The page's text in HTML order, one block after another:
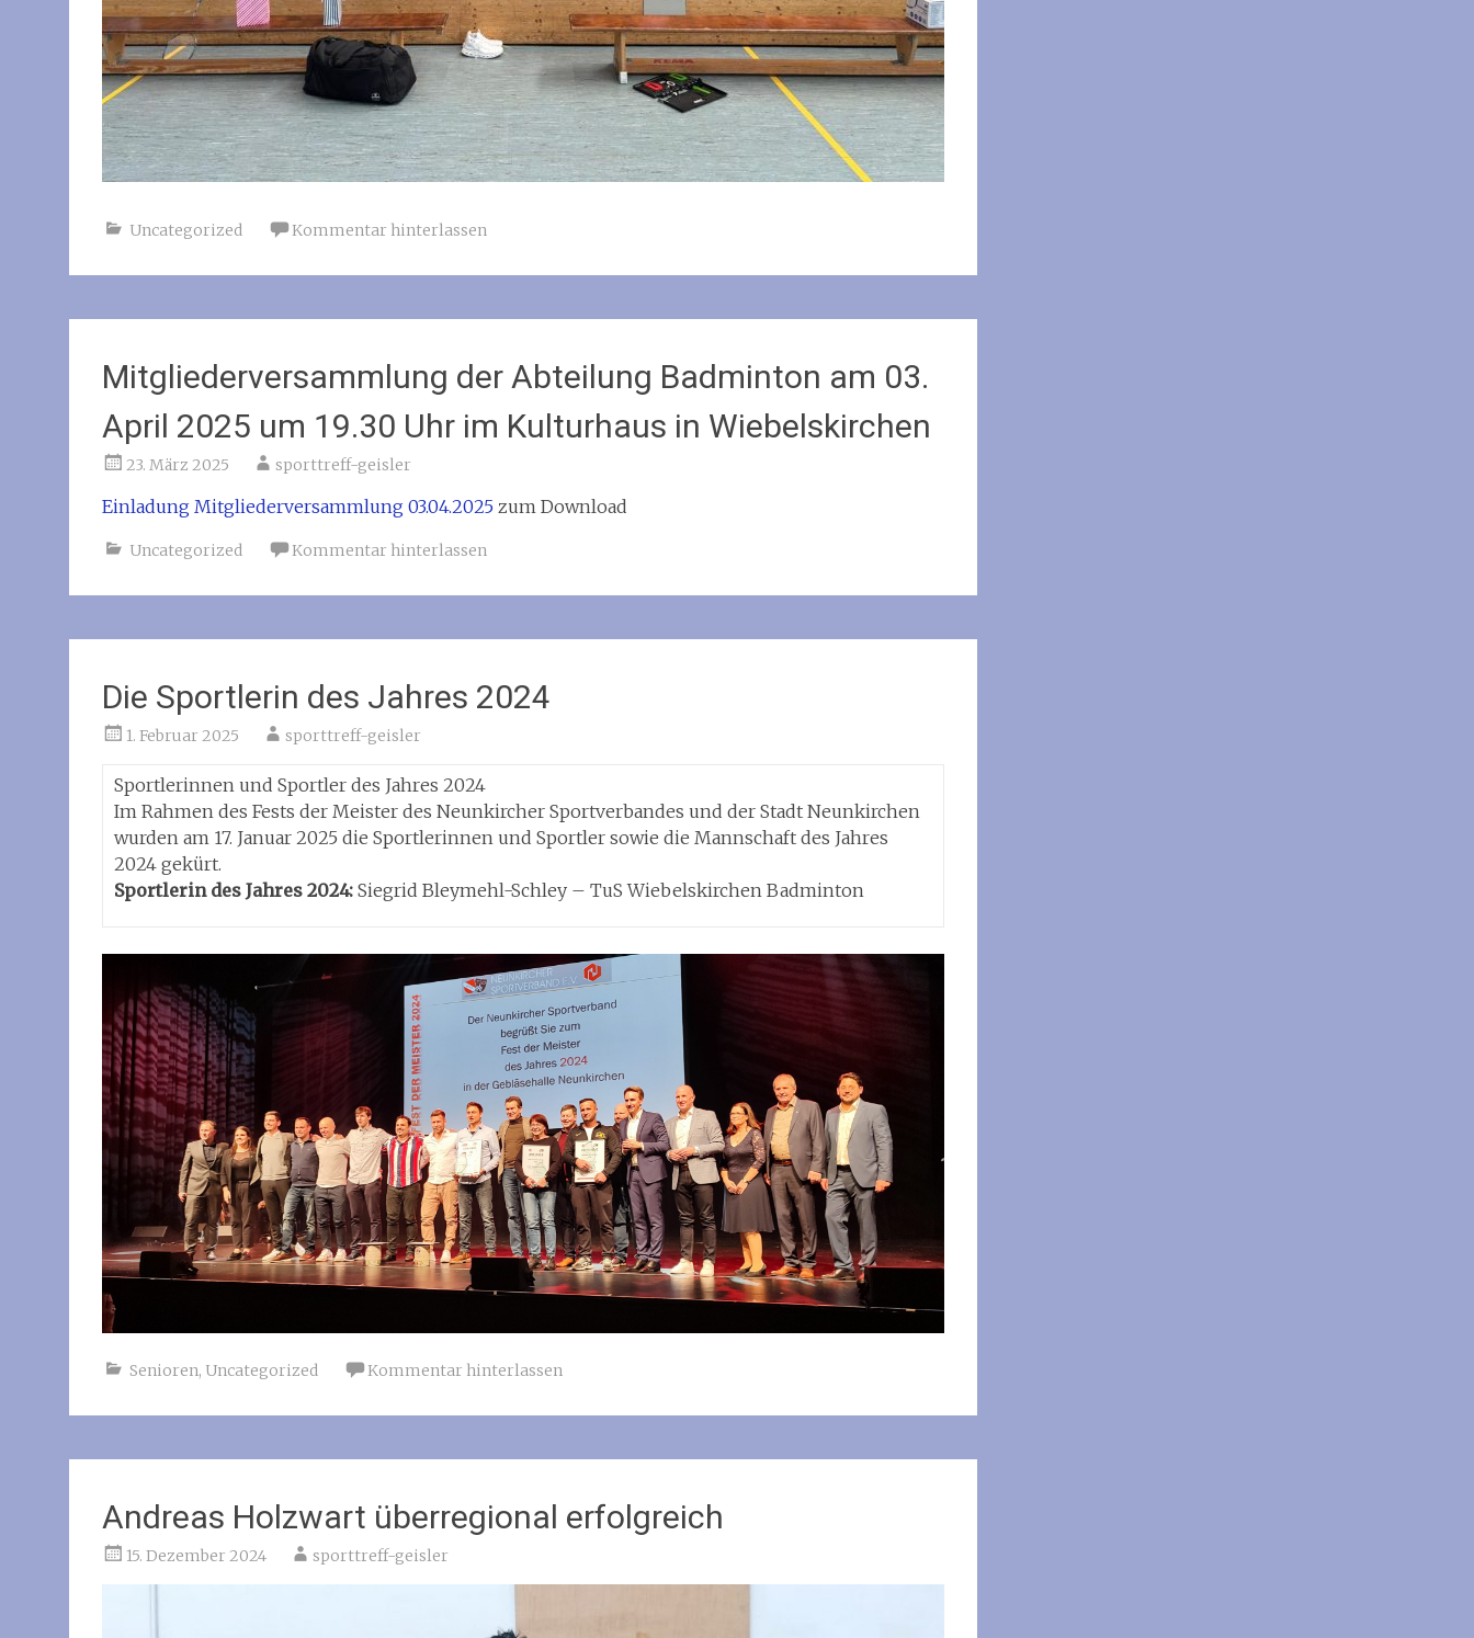
Uncategorized Kommentar hinterlassen
Mitgliederversammlung der Abteilung Badminton am 03.
April 2025 um 19.30 Uhr im Kulturhaus in Wiebelskirchen
23. März 2025 sporttreff-geisler
Einladung Mitgliederversammlung 03.04.2025 zum Download
Uncategorized Kommentar hinterlassen
Die Sportlerin des Jahres 2024
1. Februar 2025 sporttreff-geisler
Sportlerinnen und Sportler des Jahres 2024
Im Rahmen des Fests der Meister des Neunkircher Sportverbandes und der Stadt Neunkirchen
wurden am 17. Januar 2025 die Sportlerinnen und Sportler sowie die Mannschaft des Jahres
2024 gekürt.
Sportlerin des Jahres 2024: Siegrid Bleymehl-Schley – TuS Wiebelskirchen Badminton
Senioren, Uncategorized Kommentar hinterlassen
Andreas Holzwart überregional erfolgreich
15. Dezember 2024 sporttreff-geisler